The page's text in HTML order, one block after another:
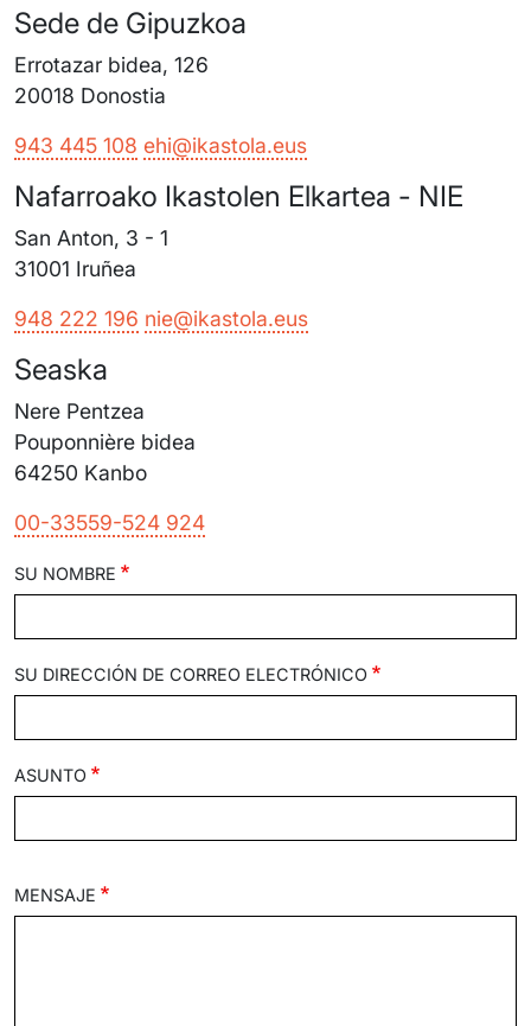
Sede de Gipuzkoa
Errotazar bidea, 126
20018 Donostia
943 445 108 ehi@ikastola.eus
Nafarroako Ikastolen Elkartea - NIE
San Anton, 3 - 1
31001 Iruñea
948 222 196 nie@ikastola.eus
Seaska
Nere Pentzea
Pouponnière bidea
64250 Kanbo
00-33559-524 924
SU NOMBRE
SU DIRECCIÓN DE CORREO ELECTRÓNICO
ASUNTO
MENSAJE